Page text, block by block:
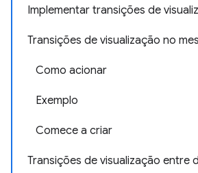
Implementar transições de
Transições de visualização no
Como acionar
Exemplo
Comece a criar
Transições de visualização entre